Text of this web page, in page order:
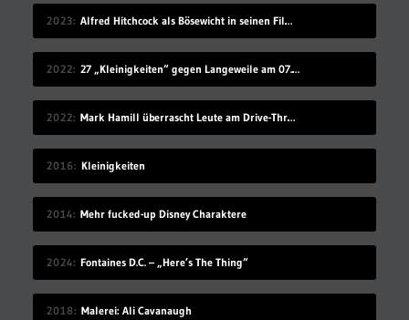
2023 Alfred Hitchcock als Bösewicht in seinen Filmen
2022 27 „Kleinigkeiten“ gegen Langeweile am 07.08.2022
2022 Mark Hamill überrascht Leute am Drive-Thru-Schalter
2016 Kleinigkeiten
2014 Mehr fucked-up Disney Charaktere
2024 Fontaines D.C. – „Here’s The Thing“
2018 Malerei: Ali Cavanaugh